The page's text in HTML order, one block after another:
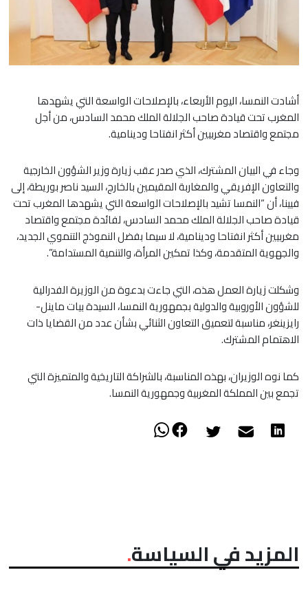
أشادت النمسا، اليوم الأربعاء، بالإصلاحات الواسعة التي يشهدها
المغرب تحت قيادة صاحب الجلالة الملك محمد السادس، من أجل
مجتمع واقتصاد مغربيين أكثر انفتاحا ودينامية.
وجاء في البيان المشترك، الذي صدر عقب زيارة وزير الشؤون الخارجية
والتعاون الإفريقي والمغاربة المقيمين بالخارج، السيد ناصر بوريطة، إلى
فيينا، أن “النمسا تشيد بالإصلاحات الواسعة التي يشهدها المغرب تحت
قيادة صاحب الجلالة الملك محمد السادس، لفائدة مجتمع واقتصاد
مغربيين أكثر انفتاحا ودينامية، لا سيما بفضل النموذج التنموي الجديد،
والجهوية المتقدمة، وكذا تمكين المرأة، والتنمية المستدامة”.
وشكلت زيارة العمل هذه، التي جاءت بدعوة من الوزيرة الفدرالية
للشؤون الأوروبية والدولية بجمهورية النمسا، السيدة بيات ماينل-
رايزينغر، مناسبة لتعميق التعاون الثنائي بشأن عدد من القضايا ذات
الاهتمام المشترك.
كما نوه الوزيران، بهذه المناسبة، بالشراكة التاريخية والمتميزة التي
تجمع بين المملكة المغربية وجمهورية النمسا.
المزيد في السياسة